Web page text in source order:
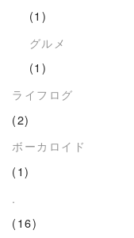
(1)
グルメ
(1)
ライフログ
(2)
ボーカロイド
(1)
.
(16)